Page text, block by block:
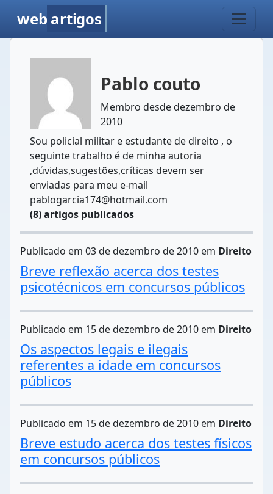
web artigos
Pablo couto
Membro desde dezembro de
2010
Sou policial militar e estudante de direito , o
seguinte trabalho é de minha autoria
,dúvidas,sugestões,críticas devem ser
enviadas para meu e-mail
pablogarcia174@hotmail.com
(8) artigos publicados
Publicado em 03 de dezembro de 2010 em Direito
Breve reflexão acerca dos testes
psicotécnicos em concursos públicos
Publicado em 15 de dezembro de 2010 em Direito
Os aspectos legais e ilegais
referentes a idade em concursos
públicos
Publicado em 15 de dezembro de 2010 em Direito
Breve estudo acerca dos testes físicos
em concursos públicos